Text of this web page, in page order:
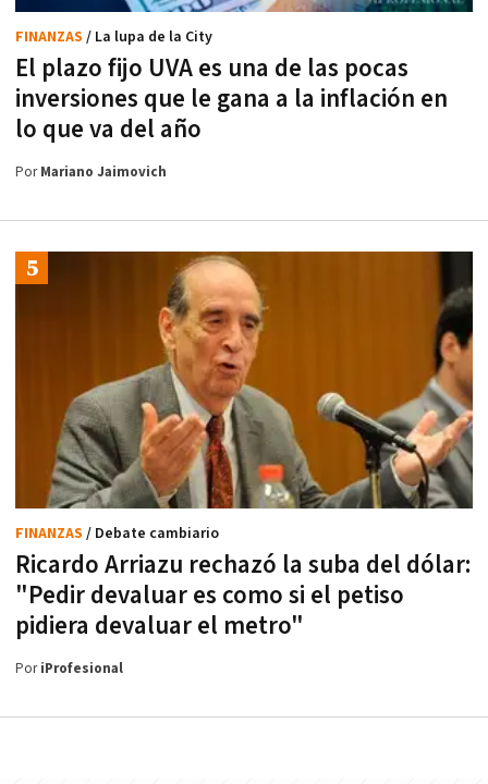
El plazo fijo UVA es una de las pocas
inversiones que le gana a la inflación en
lo que va del año
FINANZAS / La lupa de la City
PorMariano Jaimovich
Ricardo Arriazu rechazó la suba del dólar:
"Pedir devaluar es como si el petiso
pidiera devaluar el metro"
FINANZAS / Debate cambiario
PoriProfesional